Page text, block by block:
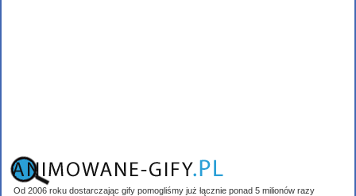
Od 2006 roku dostarczając gify pomogliśmy już łącznie ponad 5 milionów razy